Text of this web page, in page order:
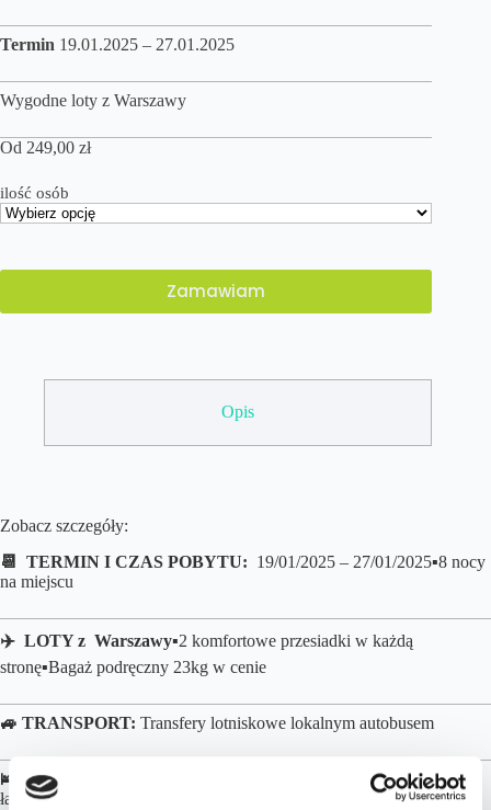
Termin 19.01.2025 – 27.01.2025
Wygodne loty z Warszawy
Od 249,00 zł
ilość osób
Zamawiam
Opis
Zobacz szczegóły:
📆 TERMIN I CZAS POBYTU: 19/01/2025 – 27/01/2025▪️8 nocy
na miejscu
✈️ LOTY z Warszawy▪️2 komfortowe przesiadki w każdą
stronę▪️Bagaż podręczny 23kg w cenie
🚙 TRANSPORT: Transfery lotniskowe lokalnym autobusem
🛌 NOCLEGI:
Zakwaterowanie w 2-os pokojach z prywatną
łazienką: